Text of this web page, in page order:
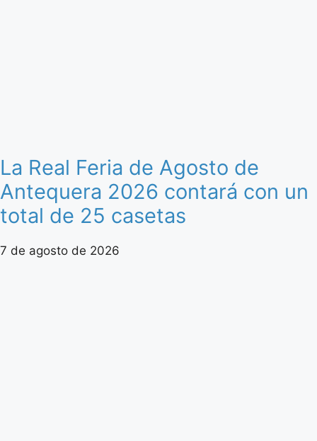
La Real Feria de Agosto de
Antequera 2026 contará con un
total de 25 casetas
7 de agosto de 2026